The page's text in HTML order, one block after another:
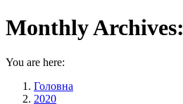
Monthly Archives:
You are here:
Головна
2020